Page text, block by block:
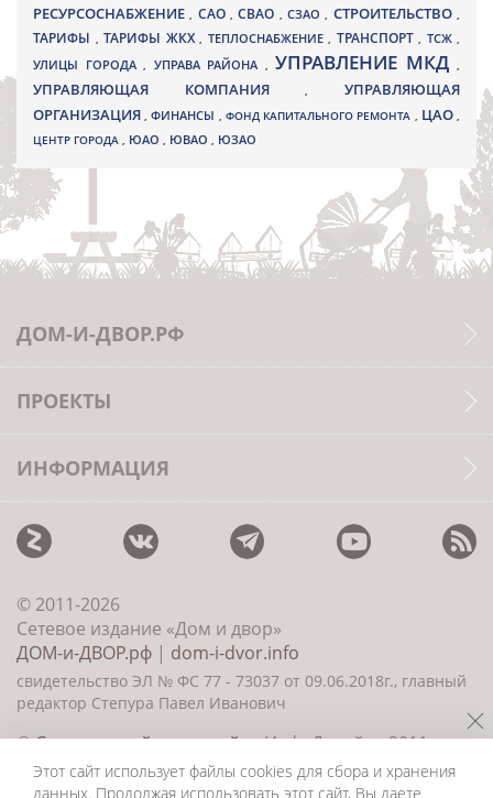
РЕСУРСОСНАБЖЕНИЕ, САО,СВАО ,СЗАО, СТРОИТЕЛЬСТВО,
ТАРИФЫ , ТАРИФЫ ЖКХ , ТЕПЛОСНАБЖЕНИЕ , ТРАНСПОРТ , ТСЖ ,
УЛИЦЫ ГОРОДА , УПРАВА РАЙОНА , УПРАВЛЕНИЕ МКД ,
УПРАВЛЯЮЩАЯ КОМПАНИЯ,УПРАВЛЯЮЩАЯ
ОРГАНИЗАЦИЯ,ФИНАНСЫ , ФОНД КАПИТАЛЬНОГО РЕМОНТА , ЦАО,
ЦЕНТР ГОРОДА , ЮАО , ЮВАО , ЮЗАО
ДОМ-И-ДВОР.РФ
ПРОЕКТЫ
ИНФОРМАЦИЯ
© 2011-2026
Сетевое издание «Дом и двор»
ДОМ-и-ДВОР.рф | dom-i-dvor.info
свидетельство ЭЛ № ФС 77 - 73037 от 09.06.2018г., главный
редактор Степура Павел Иванович
©Создание сайта и дизайн«ИнфоДизайн» 2011—
2026
Этот сайт использует файлы cookies для сбора и хранения
данных. Продолжая использовать этот сайт, Вы даете